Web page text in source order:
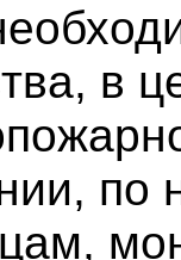
в
по